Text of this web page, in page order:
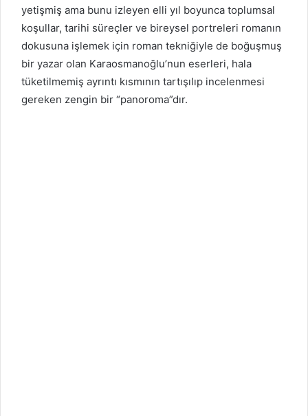
yetişmiş ama bunu izleyen elli yıl boyunca toplumsal
koşullar, tarihi süreçler ve bireysel portreleri romanın
dokusuna işlemek için roman tekniğiyle de boğuşmuş
bir yazar olan Karaosmanoğlu’nun eserleri, hala
tüketilmemiş ayrıntı kısmının tartışılıp incelenmesi
gereken zengin bir “panoroma”dır.